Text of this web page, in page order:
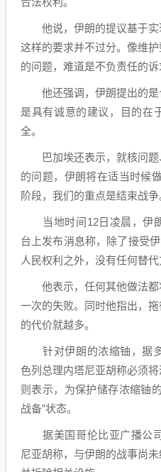
他说，伊朗的提议基于实
这样的要求并不过分。像维
的问题，难道是不负责任的诉
他还强调，伊朗提出的是
是具有诚意的建议，目的在
全。
巴加埃还表示，就核问题
的问题，伊朗将在适当时候
阶段，我们的重点是结束战争
当地时间12日凌晨，伊
台上发布消息称，除了接受
人民权利之外，没有任何替代
他表示，任何其他做法都
一次的失败。同时他指出，
的代价就越多。
针对伊朗的浓缩铀，据多
色列总理内塔尼亚胡称必须
则表示，为保护储存浓缩铀
战备”状态。
据美国哥伦比亚广播公司
尼亚胡称，与伊朗的战事尚